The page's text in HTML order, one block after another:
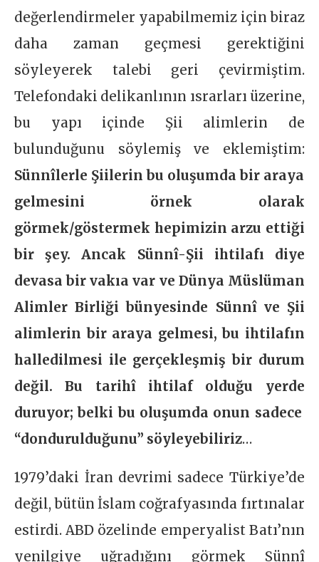
değerlendirmeler yapabilmemiz için biraz
daha zaman geçmesi gerektiğini
söyleyerek talebi geri çevirmiştim.
Telefondaki delikanlının ısrarları üzerine,
bu yapı içinde Şii alimlerin de
bulunduğunu söylemiş ve eklemiştim:
Sünnîlerle Şiilerin bu oluşumda bir araya
gelmesini örnek olarak
görmek/göstermek hepimizin arzu ettiği
bir şey. Ancak Sünnî-Şii ihtilafı diye
devasa bir vakıa var ve Dünya Müslüman
Alimler Birliği bünyesinde Sünnî ve Şii
alimlerin bir araya gelmesi, bu ihtilafın
halledilmesi ile gerçekleşmiş bir durum
değil. Bu tarihî ihtilaf olduğu yerde
duruyor; belki bu oluşumda onun sadece
“dondurulduğunu” söyleyebiliriz…
1979’daki İran devrimi sadece Türkiye’de
değil, bütün İslam coğrafyasında fırtınalar
estirdi. ABD özelinde emperyalist Batı’nın
yenilgiye uğradığını görmek Sünnî